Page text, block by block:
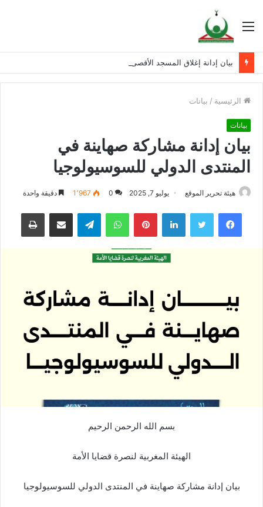
القائمة
بيان إدانة إغلاق المسجد الأقصى المبارك
الرئيسية / بيانات
بيانات
بيان إدانة مشاركة صهاينة في
المنتدى الدولي للسوسيولوجيا
هيئة تحرير الموقع يوليو 7, 2025 0 1٬967 دقيقة واحدة
فيسبوك تويتر لينكدإن بينتيريستواتساب تيلقرام مشاركة عبر البريد طباعة
بسم الله الرحمن الرحيم
الهيئة المغربية لنصرة قضايا الأمة
بيان إدانة مشاركة صهاينة في المنتدى الدولي للسوسيولوجيا